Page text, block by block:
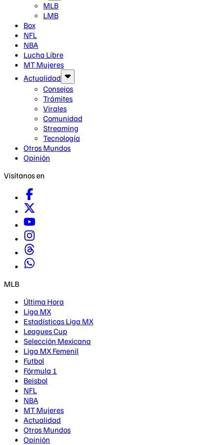
MLB
LMB
Box
NFL
NBA
Lucha Libre
MT Mujeres
Actualidad
Consejos
Trámites
Virales
Comunidad
Streaming
Tecnología
Otros Mundos
Opinión
Visítanos en
MLB
Última Hora
Liga MX
Estadísticas Liga MX
Leagues Cup
Selección Mexicana
Liga MX Femenil
Futbol
Fórmula 1
Beisbol
NFL
NBA
MT Mujeres
Actualidad
Otros Mundos
Opinión